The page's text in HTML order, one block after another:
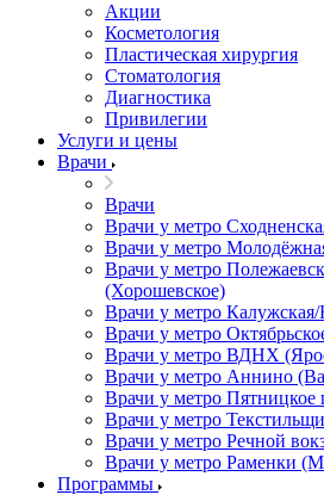
Акции
Косметология
Пластическая хирургия
Стоматология
Диагностика
Привилегии
Услуги и цены
Врачи
Врачи
Врачи у метро
Врачи у метро
Врачи у метро
(Хорошевское)
Врачи у метро
Врачи у метро
Врачи у метро ВДНХ
Врачи у метро Аннино
Врачи у метро
Врачи у метро
Врачи у метро Речной
Врачи у метро Раменки
Программы